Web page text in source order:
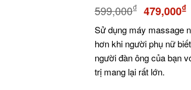
599,000₫ 479,000₫
Sử dụng máy massage
hơn khi người phụ nữ
người đàn ông của bạn
trị mang lại rất lớn.